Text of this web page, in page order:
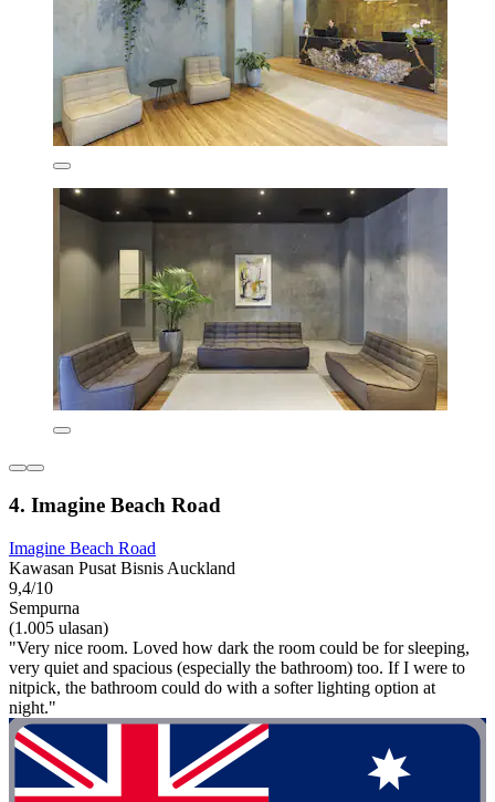
4. Imagine Beach Road
Imagine Beach Road
Kawasan Pusat Bisnis Auckland
9,4/10
Sempurna
(1.005 ulasan)
"Very nice room. Loved how dark the room could be for sleeping,
very quiet and spacious (especially the bathroom) too. If I were to
nitpick, the bathroom could do with a softer lighting option at
night."